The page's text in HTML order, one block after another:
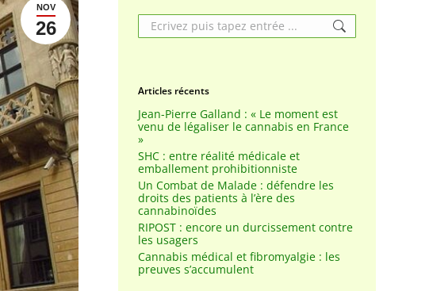
NOV
26 Search:
Articles récents
Jean-Pierre Galland : « Le moment est
venu de légaliser le cannabis en France
»
SHC : entre réalité médicale et
emballement prohibitionniste
Un Combat de Malade : défendre les
droits des patients à l’ère des
cannabinoïdes
RIPOST : encore un durcissement contre
les usagers
Cannabis médical et fibromyalgie : les
preuves s’accumulent